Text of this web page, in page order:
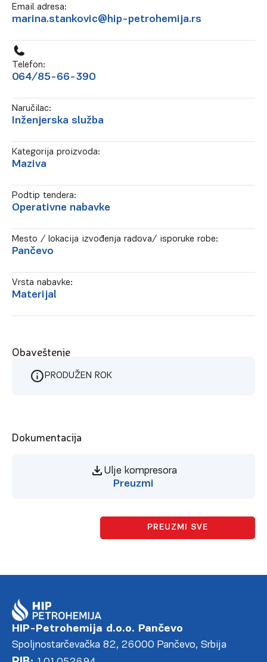
Email adresa:
marina.stankovic@hip-petrohemija.rs
Telefon:
064/85-66-390
Naručilac:
Inženjerska služba
Kategorija proizvoda:
Maziva
Podtip tendera:
Operativne nabavke
Mesto / lokacija izvođenja radova/ isporuke robe:
Pančevo
Vrsta nabavke:
Materijal
Obaveštenje
PRODUŽEN ROK
Dokumentacija
Ulje kompresora
Preuzmi
PREUZMI SVE
HIP-Petrohemija d.o.o. Pančevo
Spoljnostarčevačka 82, 26000 Pančevo, Srbija